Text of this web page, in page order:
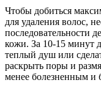
Чтобы добиться
для удаления волос,
последовательности
кожи. За 10-15 минут
теплый душ или
раскрыть поры и
менее болезненным и